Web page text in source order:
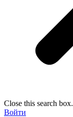
Close this search box.
Войти